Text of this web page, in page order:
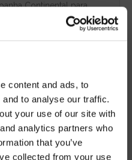
content and ads, to
to analyse our traffic.
your use of our site with
analytics partners who
that you’ve
collected from your use
Continental para
do país de envio.